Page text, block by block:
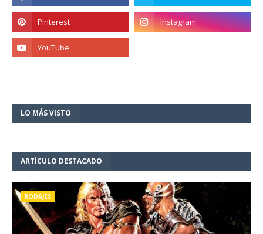
LO MÁS VISTO
ARTÍCULO DESTACADO
RODAJES